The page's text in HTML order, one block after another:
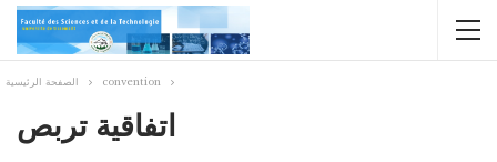
الصفحة الرئيسية convention
اتفاقية تربص